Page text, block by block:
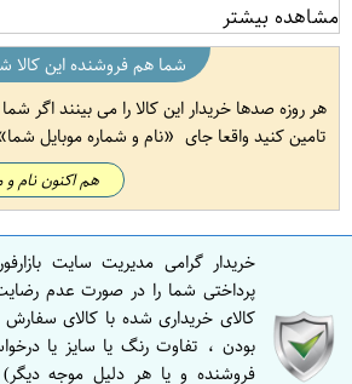
مشاهده بیشتر
شما هم فروشنده این کالا
هر روزه صدها خریدار این کالا را می بینند اگر
تامین کنید واقعا جای
نام و شماره موبایل شما
هم اکنون نام و
خریدار گرامی مدیریت سایت
پرداختی شما را در صورت عدم
کالای خریداری شده با کالای
بودن ، تفاوت رنگ یا سایز یا
فروشنده و یا هر دلیل موجه